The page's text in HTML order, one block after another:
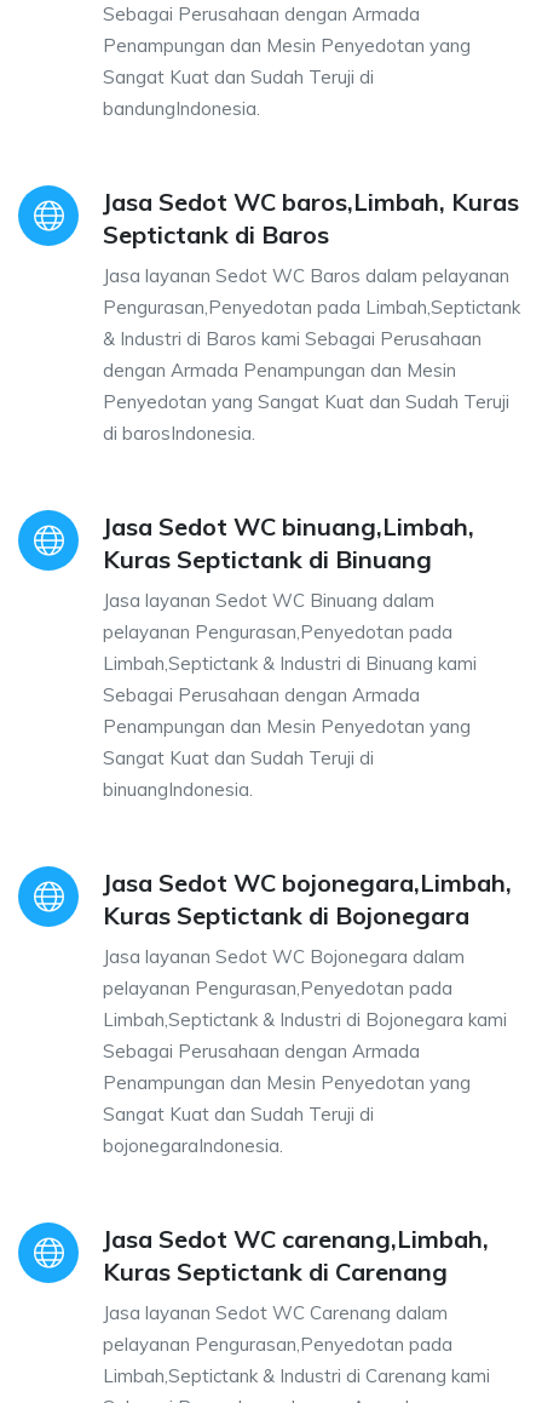
Sebagai Perusahaan dengan Armada
Penampungan dan Mesin Penyedotan yang
Sangat Kuat dan Sudah Teruji di
bandungIndonesia.
Jasa Sedot WC baros,Limbah, Kuras
Septictank di Baros
Jasa layanan Sedot WC Baros dalam pelayanan
Pengurasan,Penyedotan pada Limbah,Septictank
& Industri di Baros kami Sebagai Perusahaan
dengan Armada Penampungan dan Mesin
Penyedotan yang Sangat Kuat dan Sudah Teruji
di barosIndonesia.
Jasa Sedot WC binuang,Limbah,
Kuras Septictank di Binuang
Jasa layanan Sedot WC Binuang dalam
pelayanan Pengurasan,Penyedotan pada
Limbah,Septictank & Industri di Binuang kami
Sebagai Perusahaan dengan Armada
Penampungan dan Mesin Penyedotan yang
Sangat Kuat dan Sudah Teruji di
binuangIndonesia.
Jasa Sedot WC bojonegara,Limbah,
Kuras Septictank di Bojonegara
Jasa layanan Sedot WC Bojonegara dalam
pelayanan Pengurasan,Penyedotan pada
Limbah,Septictank & Industri di Bojonegara kami
Sebagai Perusahaan dengan Armada
Penampungan dan Mesin Penyedotan yang
Sangat Kuat dan Sudah Teruji di
bojonegaraIndonesia.
Jasa Sedot WC carenang,Limbah,
Kuras Septictank di Carenang
Jasa layanan Sedot WC Carenang dalam
pelayanan Pengurasan,Penyedotan pada
Limbah,Septictank & Industri di Carenang kami